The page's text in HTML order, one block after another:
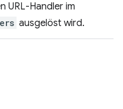
URL-Handler im
ausgelöst wird.